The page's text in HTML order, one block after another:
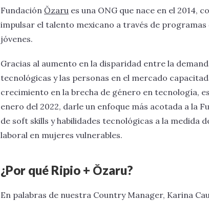
Fundación Ŏzaru es una ONG que nace en el 2014,
impulsar el talento mexicano a través de
jóvenes.
Gracias al aumento en la disparidad entre la
tecnológicas y las personas en el mercado
crecimiento en la brecha de género en tecnología,
enero del 2022, darle un enfoque más acotada a la
de soft skills y habilidades tecnológicas a la medida
laboral en mujeres vulnerables.
¿Por qué Ripio + Ŏzaru?
En palabras de nuestra Country Manager, Karina